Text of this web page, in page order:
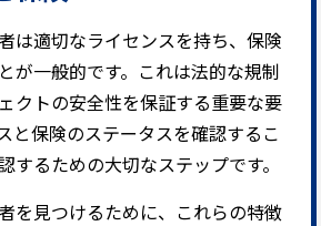
は適切なライセンスを持ち、保険
が一般的です。これは法的な規制
クトの安全性を保証する重要な要
と保険のステータスを確認するこ
するための大切なステップです。
を見つけるために、これらの特徴